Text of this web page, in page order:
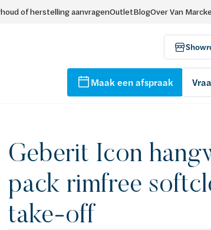
of herstelling aanvragenOutletBlogOver Van Marcke
Maak een afspraak
Geberit Icon
pack rimfree
take-off